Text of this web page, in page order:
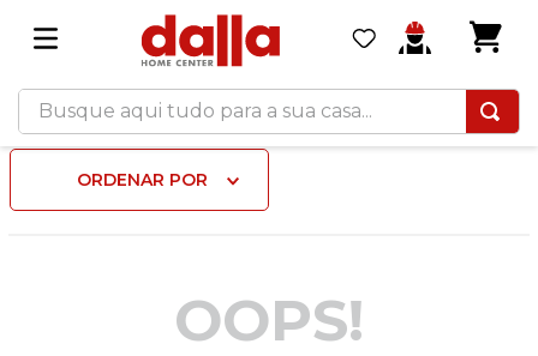
Busque aqui tudo para a sua casa...
ORDENAR POR
OOPS!